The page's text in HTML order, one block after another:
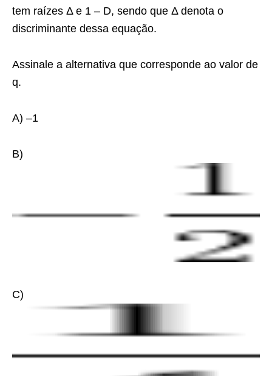
tem raízes Δ e 1 – D, sendo que Δ denota o
discriminante dessa equação.
Assinale a alternativa que corresponde ao valor de
q.
A) –1
B)
C)